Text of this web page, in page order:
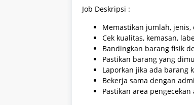
Job Deskripsi :
Memastikan jumlah, jenis,
Cek kualitas, kemasan,
Bandingkan barang fisik
Pastikan barang yang
Laporkan jika ada barang
Bekerja sama dengan
Pastikan area